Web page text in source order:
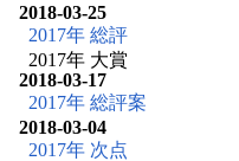
2018-03-25
2017年 総評
2017年 大賞
2018-03-17
2017年 総評案
2018-03-04
2017年 次点